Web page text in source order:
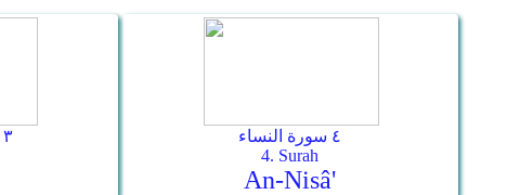
٣ سورة آل عمران
٤ سورة النساء
4. Surah
An-Nisâ'